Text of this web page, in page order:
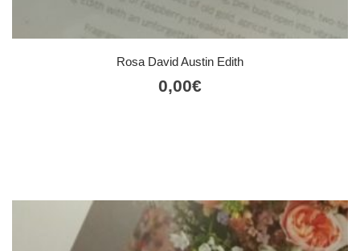
Rosa David Austin Edith
0,00€